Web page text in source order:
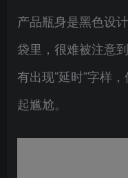
产品瓶身是黑色设
袋里，很难被注意
有出现”延时”字样
起尴尬。